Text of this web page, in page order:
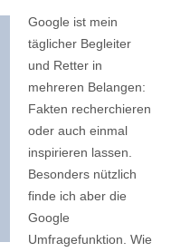
Google ist mein
täglicher Begleiter
und Retter in
mehreren Belangen:
Fakten recherchieren
oder auch einmal
inspirieren lassen.
Besonders nützlich
finde ich aber die
Google
Umfragefunktion. Wie